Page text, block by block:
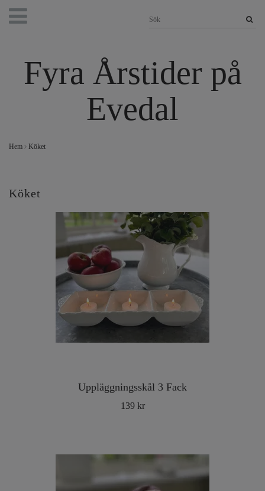
Fyra Årstider på
Evedal
Hem Köket
Köket
Uppläggningsskål 3 Fack
139 kr